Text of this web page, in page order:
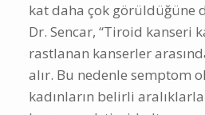
kat daha çok görüldüğüne
Dr. Sencar, “Tiroid kanseri
rastlanan kanserler
alır. Bu nedenle semptom
kadınların belirli